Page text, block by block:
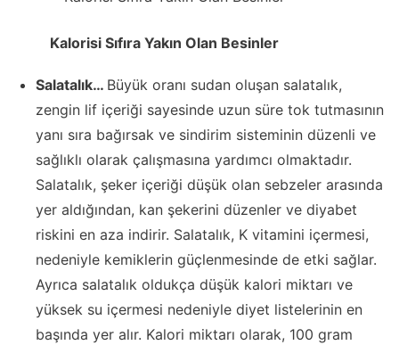
Kalorisi Sıfıra Yakın Olan Besinler
Salatalık… Büyük oranı sudan oluşan salatalık,
zengin lif içeriği sayesinde uzun süre tok tutmasının
yanı sıra bağırsak ve sindirim sisteminin düzenli ve
sağlıklı olarak çalışmasına yardımcı olmaktadır.
Salatalık, şeker içeriği düşük olan sebzeler arasında
yer aldığından, kan şekerini düzenler ve diyabet
riskini en aza indirir. Salatalık, K vitamini içermesi,
nedeniyle kemiklerin güçlenmesinde de etki sağlar.
Ayrıca salatalık oldukça düşük kalori miktarı ve
yüksek su içermesi nedeniyle diyet listelerinin en
başında yer alır. Kalori miktarı olarak, 100 gram